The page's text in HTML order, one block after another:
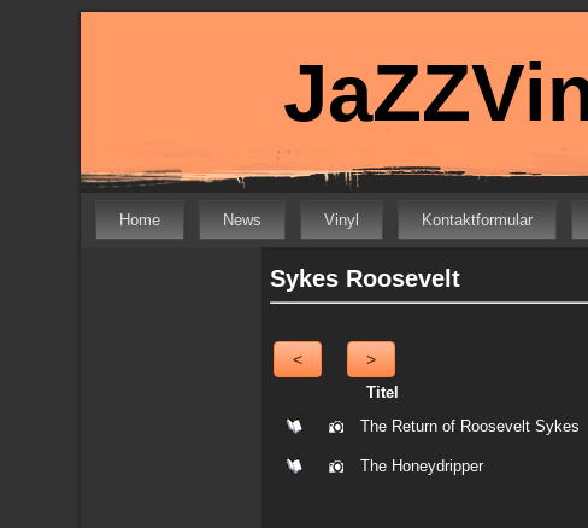
Home News Vinyl Kontaktformular
Sykes Roosevelt
< >
Titel
The Return of Roosevelt Sykes
The Honeydripper